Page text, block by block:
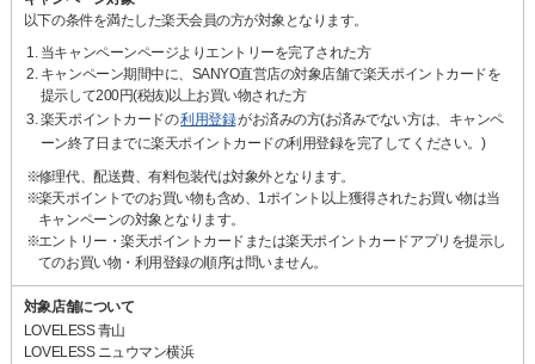
以下の条件を満たした楽天会員の方が対象となります。
当キャンペーンページよりエントリーを完了された方
キャンペーン期間中に、SANYO直営店の対象店舗で楽天ポイントカードを
提示して200円(税抜)以上お買い物された方
楽天ポイントカードの利用登録がお済みの方(お済みでない方は、キャンペ
ーン終了日までに楽天ポイントカードの利用登録を完了してください。)
修理代、配送費、有料包装代は対象外となります。
楽天ポイントでのお買い物も含め、1ポイント以上獲得されたお買い物は当
キャンペーンの対象となります。
エントリー・楽天ポイントカードまたは楽天ポイントカードアプリを提示し
てのお買い物・利用登録の順序は問いません。
対象店舗について
LOVELESS 青山
LOVELESS ニュウマン横浜